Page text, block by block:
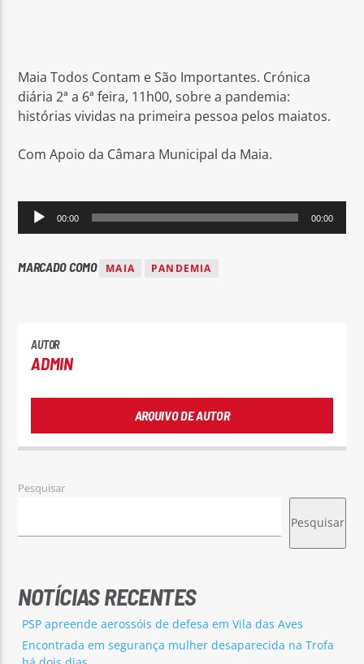
Maia Todos Contam e São Importantes. Crónica
diária 2ª a 6ª feira, 11h00, sobre a pandemia:
histórias vividas na primeira pessoa pelos maiatos.
Com Apoio da Câmara Municipal da Maia.
Reprodutor
de
00:00 00:00
MARCADO COMO MAIA PANDEMIA
AUTOR
ADMIN
ARQUIVO DE AUTOR
Pesquisar
Pesquisar
NOTÍCIAS RECENTES
PSP apreende aerossóis de defesa em Vila das Aves
Encontrada em segurança mulher desaparecida na Trofa